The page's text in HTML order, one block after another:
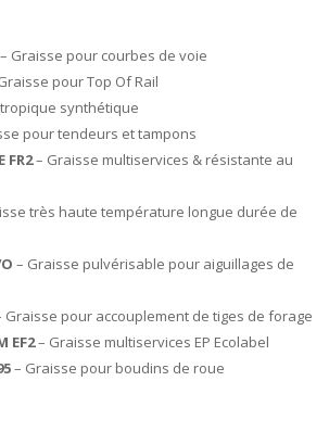
– Graisse pour courbes de voie
pour Top Of Rail
synthétique
pour tendeurs et tampons
FR2– Graisse multiservices & résistante au
très haute température longue durée de
– Graisse pulvérisable pour aiguillages de
Graisse pour accouplement de tiges de forage
EF2– Graisse multiservices EP Ecolabel
– Graisse pour boudins de roue